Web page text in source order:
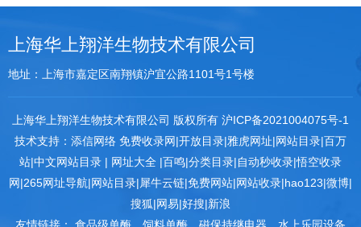
上海华上翔洋生物技术有限公司
地址：上海市嘉定区南翔镇沪宜公路1101号1号楼
上海华上翔洋生物技术有限公司 版权所有 沪ICP备2021004075号-1
技术支持： 添信网络 免费收录网|开放目录|雅虎网址|网站目录|百万
站|中文网站目录 | 网址大全 |百鸣|分类目录|自动秒收录|悟空收录
网|265网址导航|网站目录|犀牛云链|免费网站|网站收录|hao123|微博|
搜狐|网易|好搜|新浪